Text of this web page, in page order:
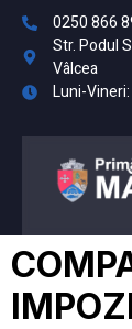
0250 866
Str. Podul
Vâlcea
Luni-